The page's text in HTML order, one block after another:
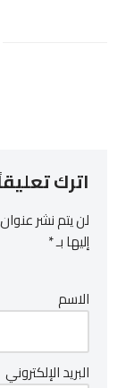
اترك
لن يتم نشر
إليها بـ*
الاسم
البريد الإلكتروني